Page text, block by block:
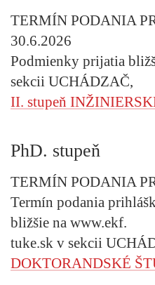
TERMÍN PODANIA
30.6.2026
Podmienky prijatia
sekcii UCHÁDZAČ,
II. stupeň
PhD. stupeň
TERMÍN PODANIA
Termín podania
bližšie na www.ekf.
tuke.sk v sekcii
DOKTORANDSKÉ